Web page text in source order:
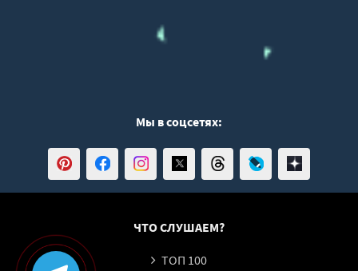
Мы в соцсетях:
ЧТО СЛУШАЕМ?
ТОП 100